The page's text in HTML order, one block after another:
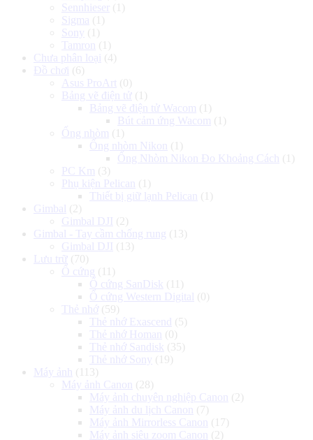
Sennhieser
(1)
Sigma (1)
Sony (1)
Tamron
(1)
Chưa phân loại (4)
Đồ chơi (6)
Asus ProArt (0)
Bảng vẽ điện tử (1)
Bảng vẽ điện tử Wacom (1)
Bút cảm ứng Wacom (1)
Ống nhòm (1)
Ống nhòm Nikon
(1)
Ống Nhòm Nikon Đo Khoảng Cách
(1)
PC Km (3)
Phụ kiện Pelican
(1)
Thiết bị giữ lạnh Pelican
(1)
Gimbal (2)
Gimbal DJI (2)
Gimbal - Tay cầm chống rung (13)
Gimbal DJI (13)
Lưu trữ (70)
Ổ cứng (11)
Ổ cứng SanDisk (11)
Ổ cứng Western Digital (0)
Thẻ nhớ (59)
Thẻ nhớ Exascend
(5)
Thẻ nhớ Homan
(0)
Thẻ nhớ Sandisk (35)
Thẻ nhớ Sony (19)
Máy ảnh
(113)
Máy ảnh Canon
(28)
Máy ảnh chuyên nghiệp Canon
(2)
Máy ảnh du lịch Canon
(7)
Máy ảnh Mirrorless Canon
(17)
Máy ảnh siêu zoom Canon
(2)